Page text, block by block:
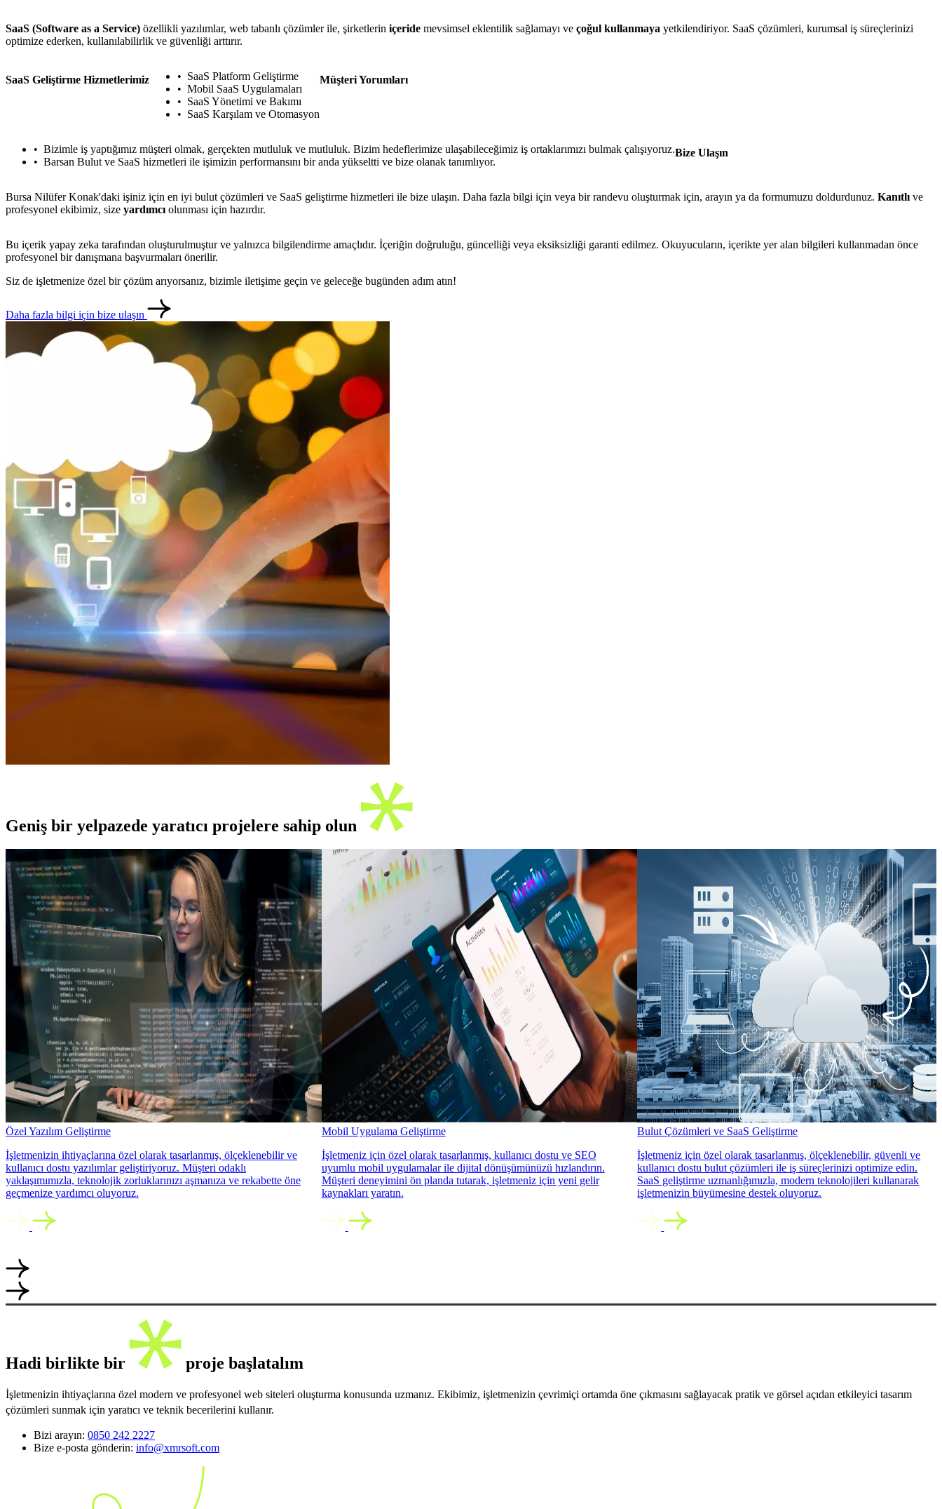
SaaS (Software as a Service) özellikli yazılımlar, web tabanlı çözümler ile, şirketlerin içeride mevsimsel eklentilik sağlamayı ve çoğul kullanmaya yetkilendiriyor. SaaS çözümleri, kurumsal iş süreçlerinizi
optimize ederken, kullanılabilirlik ve güvenliği arttırır.
SaaS Geliştirme Hizmetlerimiz
SaaS Platform Geliştirme
Mobil SaaS Uygulamaları
SaaS Yönetimi ve Bakımı
SaaS Karşılam ve Otomasyon
Müşteri Yorumları
Bizimle iş yaptığımız müşteri olmak, gerçekten mutluluk ve mutluluk. Bizim hedeflerimize ulaşabileceğimiz iş ortaklarımızı bulmak çalışıyoruz.
Barsan Bulut ve SaaS hizmetleri ile işimizin performansını bir anda yükseltti ve bize olanak tanımlıyor.
Bize Ulaşın
Bursa Nilüfer Konak'daki işiniz için en iyi bulut çözümleri ve SaaS geliştirme hizmetleri ile bize ulaşın. Daha fazla bilgi için veya bir randevu oluşturmak için, arayın ya da formumuzu doldurdunuz. Kanıtlı ve
profesyonel ekibimiz, size yardımcı olunması için hazırdır.
Bu içerik yapay zeka tarafından oluşturulmuştur ve yalnızca bilgilendirme amaçlıdır. İçeriğin doğruluğu, güncelliği veya eksiksizliği garanti edilmez. Okuyucuların, içerikte yer alan bilgileri kullanmadan önce
profesyonel bir danışmana başvurmaları önerilir.
Siz de işletmenize özel bir çözüm arıyorsanız, bizimle iletişime geçin ve geleceğe bugünden adım atın!
Daha fazla bilgi için bize ulaşın
Geniş bir yelpazede yaratıcı projelere sahip olun
Özel Yazılım Geliştirme
İşletmenizin ihtiyaçlarına özel olarak tasarlanmış, ölçeklenebilir ve
kullanıcı dostu yazılımlar geliştiriyoruz. Müşteri odaklı
yaklaşımımızla, teknolojik zorluklarınızı aşmanıza ve rekabette öne
geçmenize yardımcı oluyoruz.
Mobil Uygulama Geliştirme
İşletmeniz için özel olarak tasarlanmış, kullanıcı dostu ve SEO
uyumlu mobil uygulamalar ile dijital dönüşümünüzü hızlandırın.
Müşteri deneyimini ön planda tutarak, işletmeniz için yeni gelir
kaynakları yaratın.
Bulut Çözümleri ve SaaS Geliştirme
İşletmeniz için özel olarak tasarlanmış, ölçeklenebilir, güvenli ve
kullanıcı dostu bulut çözümleri ile iş süreçlerinizi optimize edin.
SaaS geliştirme uzmanlığımızla, modern teknolojileri kullanarak
işletmenizin büyümesine destek oluyoruz.
Hadi birlikte bir proje başlatalım
İşletmenizin ihtiyaçlarına özel modern ve profesyonel web siteleri oluşturma konusunda uzmanız. Ekibimiz, işletmenizin çevrimiçi ortamda öne çıkmasını sağlayacak pratik ve görsel açıdan etkileyici tasarım
çözümleri sunmak için yaratıcı ve teknik becerilerini kullanır.
Bizi arayın: 0850 242 2227
Bize e-posta gönderin: info@xmrsoft.com